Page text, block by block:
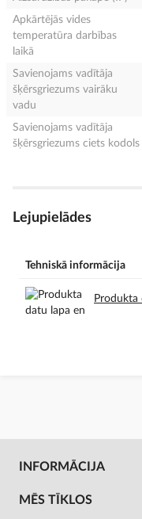
Apkārtējās vides
temperatūra darbības
laikā
Savienojams vadītāja
šķērsgriezums vairāku
vadu
Savienojams vadītāja
šķērsgriezums ciets kodols
Lejupielādes
Tehniskā informācija
INFORMĀCIJA
MĒS TĪKLOS